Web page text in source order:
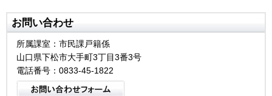
お問い合わせ
所属課室：市民課戸籍係
山口県下松市大手町3丁目3番3号
電話番号：0833-45-1822